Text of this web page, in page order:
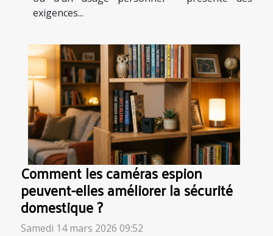
exigences...
Comment les caméras espion
peuvent-elles améliorer la sécurité
domestique ?
Samedi 14 mars 2026 09:52